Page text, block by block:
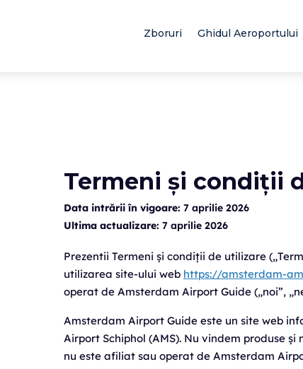
Zboruri Ghidul Aeroportului
Termeni și condiții
Data intrării în vigoare: 7 aprilie 2026
Ultima actualizare: 7 aprilie 2026
Prezentii Termeni și condiții de utilizare
utilizarea site-ului web https://amsterdam-
operat de Amsterdam Airport Guide („noi”,
Amsterdam Airport Guide este un site web
Airport Schiphol (AMS). Nu vindem produse
nu este afiliat sau operat de Amsterdam